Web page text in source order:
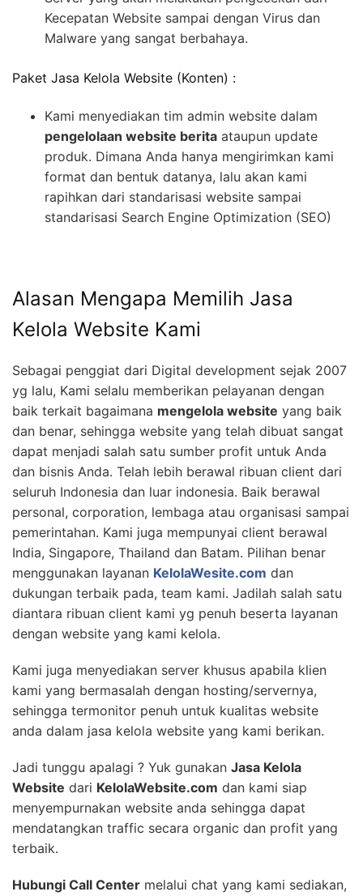
Kecepatan Website sampai dengan Virus dan
Malware yang sangat berbahaya.
Paket Jasa Kelola Website (Konten) :
Kami menyediakan tim admin website dalam
pengelolaan website berita ataupun update
produk. Dimana Anda hanya mengirimkan kami
format dan bentuk datanya, lalu akan kami
rapihkan dari standarisasi website sampai
standarisasi Search Engine Optimization (SEO)
Alasan Mengapa Memilih Jasa
Kelola Website Kami
Sebagai penggiat dari Digital development sejak 2007
yg lalu, Kami selalu memberikan pelayanan dengan
baik terkait bagaimana mengelola website yang baik
dan benar, sehingga website yang telah dibuat sangat
dapat menjadi salah satu sumber profit untuk Anda
dan bisnis Anda. Telah lebih berawal ribuan client dari
seluruh Indonesia dan luar indonesia. Baik berawal
personal, corporation, lembaga atau organisasi sampai
pemerintahan. Kami juga mempunyai client berawal
India, Singapore, Thailand dan Batam. Pilihan benar
menggunakan layanan KelolaWesite.com dan
dukungan terbaik pada, team kami. Jadilah salah satu
diantara ribuan client kami yg penuh beserta layanan
dengan website yang kami kelola.
Kami juga menyediakan server khusus apabila klien
kami yang bermasalah dengan hosting/servernya,
sehingga termonitor penuh untuk kualitas website
anda dalam jasa kelola website yang kami berikan.
Jadi tunggu apalagi ? Yuk gunakan Jasa Kelola
Website dari KelolaWebsite.com dan kami siap
menyempurnakan website anda sehingga dapat
mendatangkan traffic secara organic dan profit yang
terbaik.
Hubungi Call Center melalui chat yang kami sediakan,